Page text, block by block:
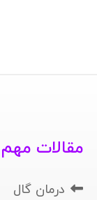
مقالات مهم
درمان گال